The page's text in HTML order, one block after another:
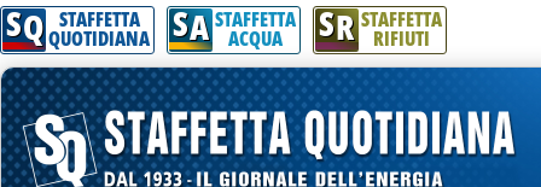
SQ STAFFETTA
QUOTIDIANA SA STAFFETTA
ACQUA SR STAFFETTA
RIFIUTI